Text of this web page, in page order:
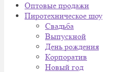
Оптовые продажи
Пиротехническое шоу
Cвадьба
Выпускной
День рождения
Корпоратив
Новый год